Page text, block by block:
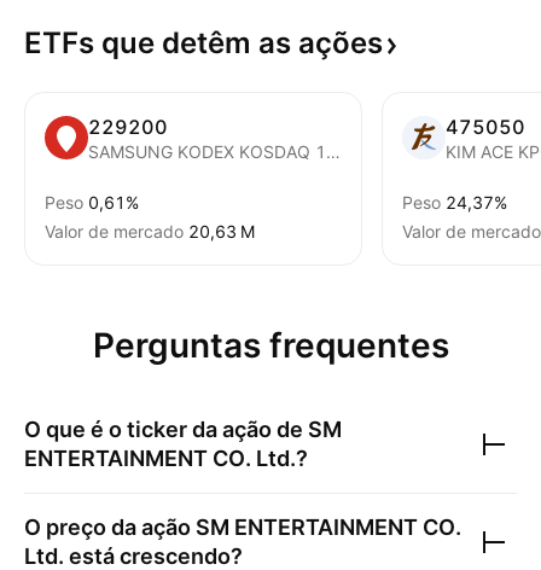
ETFs que detêm as ações
229200
SAMSUNG KODEX KOSDAQ 150 ETF
Peso 0,61%
Valor de mercado ‪20,63 M‬
475050
KIM ACE
Peso 24,37%
Valor de mercado
Perguntas frequentes
O que é o ticker da ação de SM
ENTERTAINMENT CO. Ltd.?
O preço da ação SM ENTERTAINMENT CO.
Ltd. está crescendo?